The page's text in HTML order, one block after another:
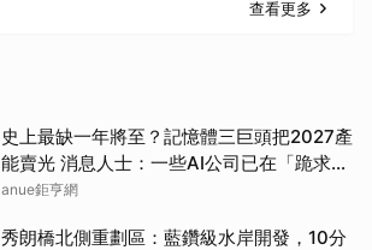
查看更多
史上最缺一年將至？記憶體三巨頭把2027產
能賣光 消息人士：一些AI公司已在「跪求晶
片」
anue鉅亨網
秀朗橋北側重劃區：藍鑽級水岸開發，10分